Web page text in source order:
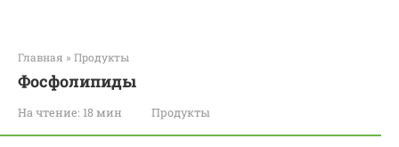
Главная » Продукты
Фосфолипиды
На чтение: 18 мин Продукты